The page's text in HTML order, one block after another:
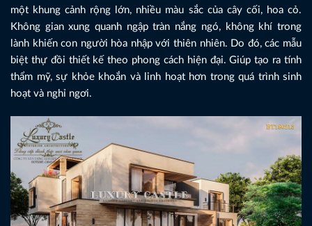
một khung cảnh rộng lớn, nhiều màu sắc của cây cối, hoa cỏ.
Không gian xung quanh ngập tràn nắng ngó, không khí trong
lành khiến con người hòa nhập với thiên nhiên. Do đó, các mẫu
biệt thự đồi thiết kế theo phong cách hiện đại. Giúp tạo ra tính
thẩm mỹ, sự khỏe khoắn và linh hoạt hơn trong quá trình sinh
hoạt và nghỉ ngơi.